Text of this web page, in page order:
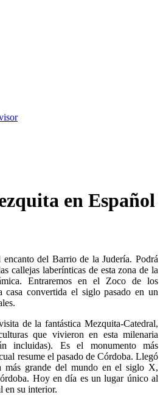
en Español
del Barrio de la Judería. Podrá
callejas laberínticas de esta zona de la
Entraremos en el Zoco de los
casa convertida el siglo pasado en un
de la fantástica Mezquita-Catedral,
que vivieron en esta milenaria
incluidas). Es el monumento más
resume el pasado de Córdoba. Llegó
más grande del mundo en el siglo X,
Hoy en día es un lugar único al
en su interior.